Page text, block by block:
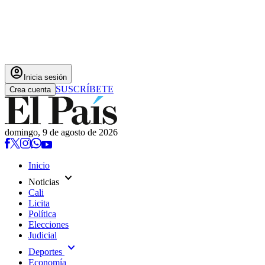
account_circle Inicia sesión
Crea cuenta SUSCRÍBETE
domingo, 9 de agosto de 2026
Inicio
Noticias expand_more
Cali
Licita
Política
Elecciones
Judicial
Deportes expand_more
Economía